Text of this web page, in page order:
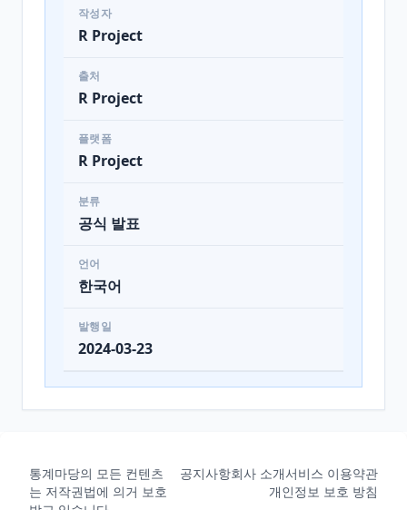
작성자
R Project
출처
R Project
플랫폼
R Project
분류
공식 발표
언어
한국어
발행일
2024-03-23
통계마당의 모든 컨텐츠
는 저작권법에 의거 보호
공지사항회사 소개서비스 이용약관
개인정보 보호 방침